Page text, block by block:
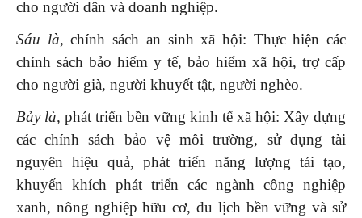
cho người dân và doanh nghiệp.
Sáu là, chính sách an sinh xã hội: Thực hiện các
chính sách bảo hiểm y tế, bảo hiểm xã hội, trợ cấp
cho người già, người khuyết tật, người nghèo.
Bảy là, phát triển bền vững kinh tế xã hội: Xây dựng
các chính sách bảo vệ môi trường, sử dụng tài
nguyên hiệu quả, phát triển năng lượng tái tạo,
khuyến khích phát triển các ngành công nghiệp
xanh, nông nghiệp hữu cơ, du lịch bền vững và sử